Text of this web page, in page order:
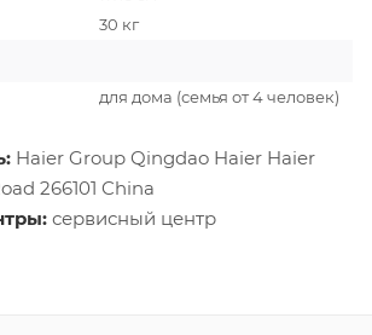
30 кг
для дома (семья от 4 человек)
Haier Group Qingdao Haier Haier
266101 China
сервисный центр